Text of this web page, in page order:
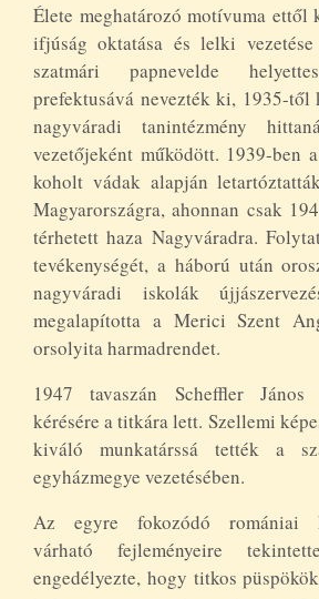
Élete meghatározó motívuma ettől
ifjúság oktatása és lelki
szatmári papnevelde
prefektusává nevezték ki, 1935-től
nagyváradi tanintézmény
vezetőjeként működött. 1939-ben
koholt vádak alapján
Magyarországra, ahonnan csak
térhetett haza Nagyváradra.
tevékenységét, a háború után
nagyváradi iskolák
megalapította a Merici Szent
orsolyita harmadrendet.
1947 tavaszán Scheffler János
kérésére a titkára lett. Szellemi
kiváló munkatárssá tették a
egyházmegye vezetésében.
Az egyre fokozódó romániai
várható fejleményeire
engedélyezte, hogy titkos